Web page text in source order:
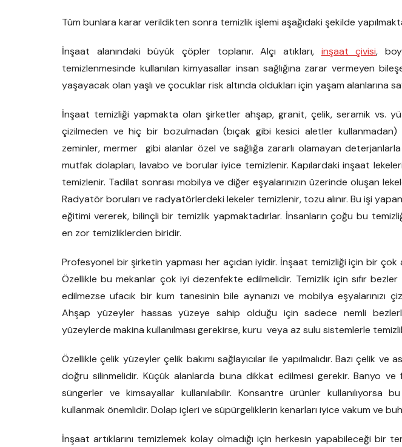
Tüm bunlara karar verildikten sonra temizlik işlemi aşağıdaki şekilde
İnşaat alanındaki büyük çöpler toplanır. Alçı atıkları, inşaat çivisi,
temizlenmesinde kullanılan kimyasallar insan sağlığına zarar vermeyen
yaşayacak olan yaşlı ve çocuklar risk altında oldukları için yaşam alanlarına
İnşaat temizliği yapmakta olan şirketler ahşap, granit, çelik, seramik vs.
çizilmeden ve hiç bir bozulmadan (bıçak gibi kesici aletler kullanmadan)
zeminler, mermer gibi alanlar özel ve sağlığa zararlı olamayan
mutfak dolapları, lavabo ve borular iyice temizlenir. Kapılardaki inşaat
temizlenir. Tadilat sonrası mobilya ve diğer eşyalarınızın üzerinde oluşan
Radyatör boruları ve radyatörlerdeki lekeler temizlenir, tozu alınır. Bu işi
eğitimi vererek, bilinçli bir temizlik yapmaktadırlar. İnsanların çoğu bu
en zor temizliklerden biridir.
Profesyonel bir şirketin yapması her açıdan iyidir. İnşaat temizliği için bir
Özellikle bu mekanlar çok iyi dezenfekte edilmelidir. Temizlik için sıfır bezler
edilmezse ufacık bir kum tanesinin bile aynanızı ve mobilya eşyalarınızı
Ahşap yüzeyler hassas yüzeye sahip olduğu için sadece nemli
yüzeylerde makina kullanılması gerekirse, kuru veya az sulu sistemlerle temizlik
Özellikle çelik yüzeyler çelik bakımı sağlayıcılar ile yapılmalıdır. Bazı çelik
doğru silinmelidir. Küçük alanlarda buna dikkat edilmesi gerekir. Banyo
süngerler ve kimsayallar kullanılabilir. Konsantre ürünler kullanılıyorsa
kullanmak önemlidir. Dolap içleri ve süpürgeliklerin kenarları iyice vakum ve
İnşaat artıklarını temizlemek kolay olmadığı için herkesin yapabileceği bir